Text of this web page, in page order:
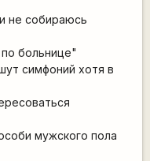
не собираюсь
больнице"
симфоний хотя в
мужского пола